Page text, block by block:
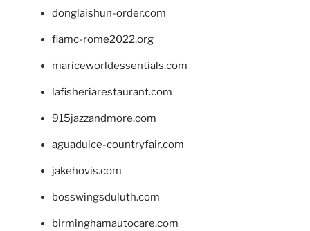
donglaishun-order.com
fiamc-rome2022.org
mariceworldessentials.com
lafisheriarestaurant.com
915jazzandmore.com
aguadulce-countryfair.com
jakehovis.com
bosswingsduluth.com
birminghamautocare.com